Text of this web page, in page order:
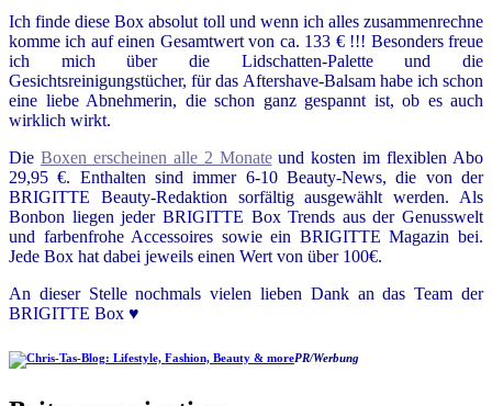
Ich finde diese Box absolut toll und wenn ich alles zusammenrechne
komme ich auf einen Gesamtwert von ca. 133 € !!! Besonders freue
ich mich über die Lidschatten-Palette und die
Gesichtsreinigungstücher, für das Aftershave-Balsam habe ich schon
eine liebe Abnehmerin, die schon ganz gespannt ist, ob es auch
wirklich wirkt.
Die Boxen erscheinen alle 2 Monateund kosten im flexiblen Abo
29,95 €. Enthalten sind immer 6-10 Beauty-News, die von der
BRIGITTE Beauty-Redaktion sorfältig ausgewählt werden. Als
Bonbon liegen jeder BRIGITTE Box Trends aus der Genusswelt
und farbenfrohe Accessoires sowie ein BRIGITTE Magazin bei.
Jede Box hat dabei jeweils einen Wert von über 100€.
An dieser Stelle nochmals vielen lieben Dank an das Team der
BRIGITTE Box ♥
PR/Werbung